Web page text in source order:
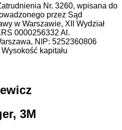
Nr. 3260, wpisana do
przez Sąd
w Warszawie, XII Wydział
0000256332 Al.
NIP: 5252360806
kapitału
3M